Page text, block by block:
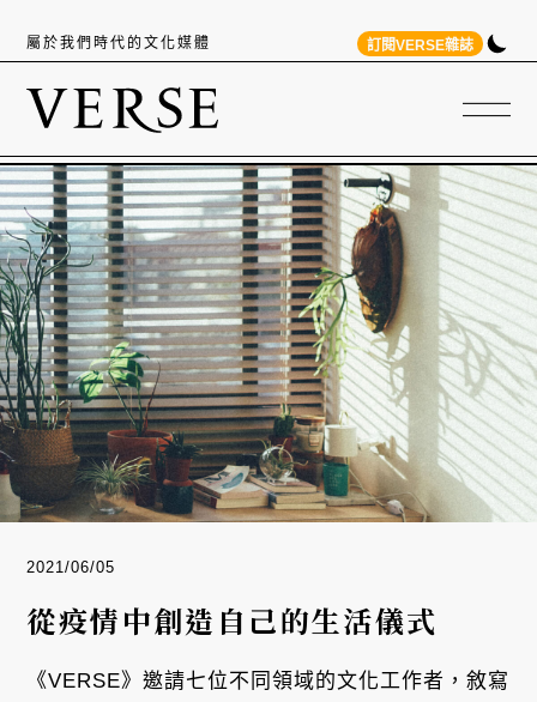
屬於我們時代的文化媒體 訂閱VERSE雜誌
2021/06/05
從疫情中創造自己的生活儀式
《VERSE》邀請七位不同領域的文化工作者，敘寫